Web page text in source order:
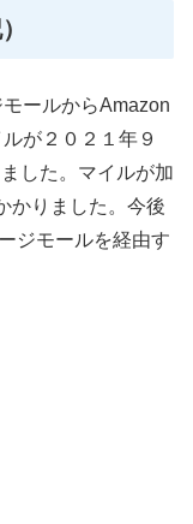
ールからAmazon
が２０２１年９
した。マイルが加
かりました。今後
ジモールを経由す